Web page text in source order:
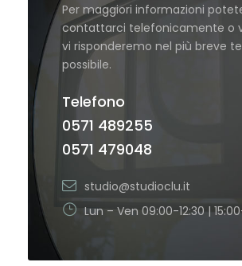
Per maggiori informazioni
contattarci telefonicamente o
vi risponderemo nel più breve
possibile.
Telefono
0571 489255
0571 479048
studio@studioclu.it
Lun – Ven 09:00-12:30 |